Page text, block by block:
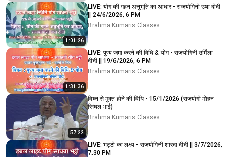
1:01:26
LIVE: योग की गहन अनुभूति का आधार - राजयोगिनी उषा दीदी
|| 24/6/2026, 6 PM
Brahma Kumaris Classes
1:31:36
LIVE: पुण्य जमा करने की विधि & योग - राजयोगिनी उर्मिला
दीदी || 19/6/2026, 6 PM
Brahma Kumaris Classes
57:22
विघ्न से मुक्त होने की विधि - 15/1/2026 (राजयोगी मोहन
सिंघल भाई)
Brahma Kumaris Classes
LIVE: भट्ठी का लक्ष्य - राजयोगिनी शारदा दीदी || 3/7/2026,
7.30 PM